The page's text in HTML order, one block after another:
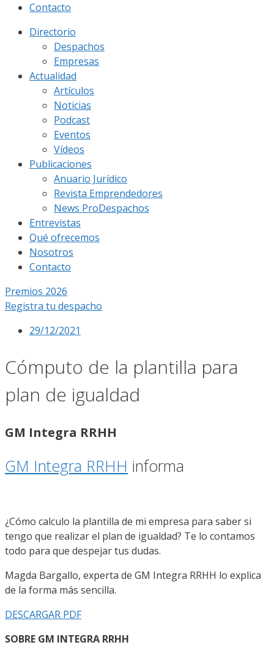
Contacto
Directorio
Despachos
Empresas
Actualidad
Artículos
Noticias
Podcast
Eventos
Vídeos
Publicaciones
Anuario Jurídico
Revista Emprendedores
News ProDespachos
Entrevistas
Qué ofrecemos
Nosotros
Contacto
Premios 2026
Registra tu despacho
29/12/2021
Cómputo de la plantilla para
plan de igualdad
GM Integra RRHH
GM Integra RRHH informa
¿Cómo calculo la plantilla de mi empresa para saber si
tengo que realizar el plan de igualdad? Te lo contamos
todo para que despejar tus dudas.
Magda Bargallo, experta de GM Integra RRHH lo explica
de la forma más sencilla.
DESCARGAR PDF
SOBRE GM INTEGRA RRHH